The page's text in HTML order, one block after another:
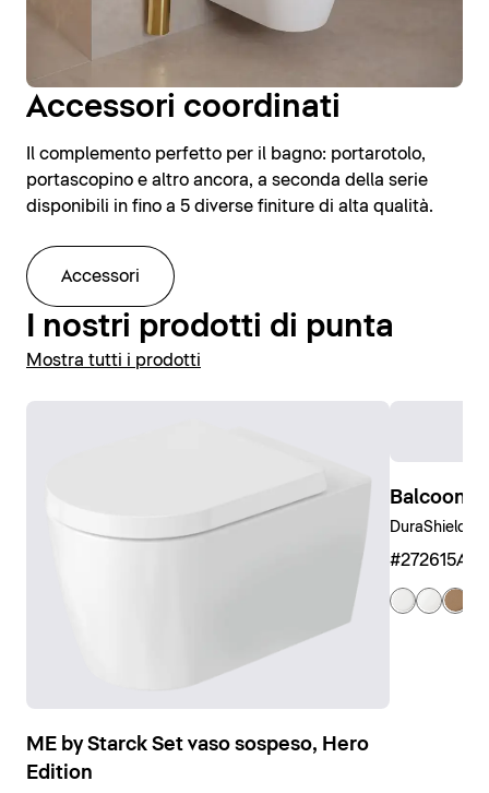
Accessori coordinati
Il complemento perfetto per il bagno: portarotolo,
portascopino e altro ancora, a seconda della serie
disponibili in fino a 5 diverse finiture di alta qualità.
Accessori
I nostri prodotti di punta
Mostra tutti i prodotti
ME by Starck Set vaso sospeso, Hero
Edition
Balcoon
DuraShield,